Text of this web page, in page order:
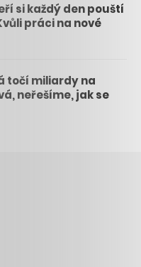
si každý den pouští
práci na nové
točí miliardy na
neřešíme, jak se